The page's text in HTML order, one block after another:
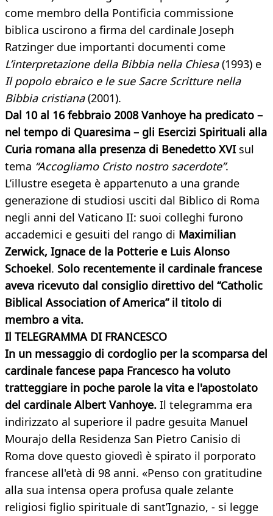
come membro della Pontificia commissione
biblica uscirono a firma del cardinale Joseph
Ratzinger due importanti documenti come
L’interpretazione della Bibbia nella Chiesa(1993) e
Il popolo ebraico e le sue Sacre Scritture nella
Bibbia cristiana(2001).
Dal 10 al 16 febbraio 2008 Vanhoye ha predicato –
nel tempo di Quaresima – gli Esercizi Spirituali alla
Curia romana alla presenza di Benedetto XVI sul
tema “Accogliamo Cristo nostro sacerdote”.
L’illustre esegeta è appartenuto a una grande
generazione di studiosi usciti dal Biblico di Roma
negli anni del Vaticano II: suoi colleghi furono
accademici e gesuiti del rango di Maximilian
Zerwick, Ignace de la Potterie e Luis Alonso
Schoekel. Solo recentemente il cardinale francese
aveva ricevuto dal consiglio direttivo del “Catholic
Biblical Association of America” il titolo di
membro a vita.
Il TELEGRAMMA DI FRANCESCO
In un messaggio di cordoglio per la scomparsa del
cardinale fancese papa Francesco ha voluto
tratteggiare in poche parole la vita e l'apostolato
del cardinale Albert Vanhoye. Il telegramma era
indirizzato al superiore il padre gesuita Manuel
Mourajo della Residenza San Pietro Canisio di
Roma dove questo giovedì è spirato il porporato
francese all'età di 98 anni. «Penso con gratitudine
alla sua intensa opera profusa quale zelante
religiosi figlio spirituale di sant’Ignazio, - si legge